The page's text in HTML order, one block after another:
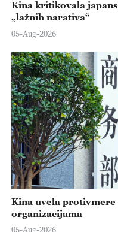
Kina kritikovala
„lažnih narativa“
05-Aug-2026
Kina uvela
organizacijama
05-Aug-2026